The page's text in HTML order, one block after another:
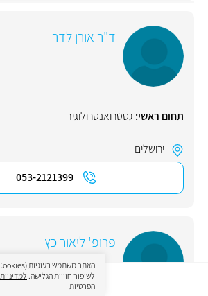
ד"ר אורן לדר
תחום ראשי: גסטרואנטרולוגיה
ירושלים
053-2121399
פרופ' ליאור כץ
לשיפור חוויית הגלישה. למדיניות
הפרטיות